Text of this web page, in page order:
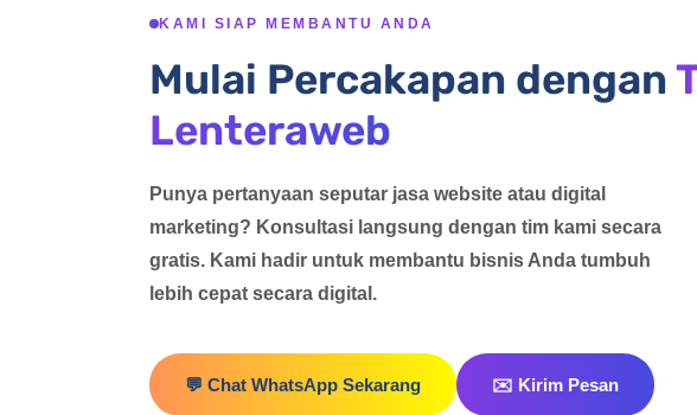
KAMI SIAP MEMBANTU ANDA
Mulai Percakapan dengan
Lenteraweb
Punya pertanyaan seputar jasa website atau digital
marketing? Konsultasi langsung dengan tim kami secara
gratis. Kami hadir untuk membantu bisnis Anda tumbuh
lebih cepat secara digital.
💬 Chat WhatsApp Sekarang ✉️ Kirim Pesan